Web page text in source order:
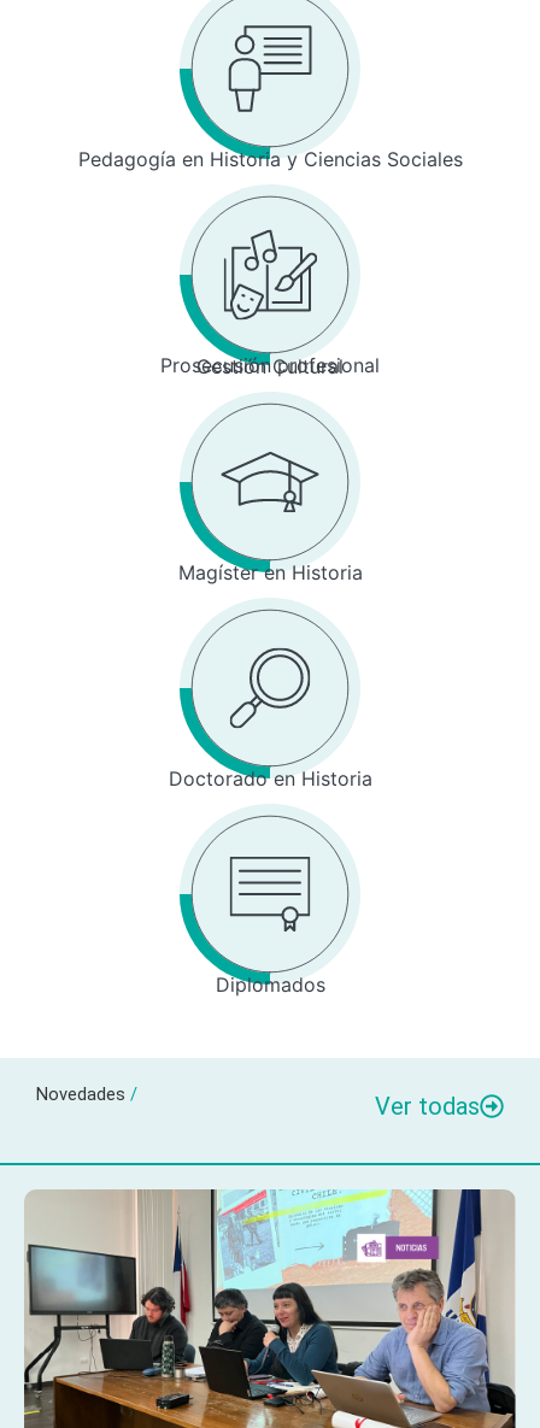
Pedagogía en Historia y Ciencias Sociales
Prosecusión profesional
Gestión Cultural
Magíster en Historia
Doctorado en Historia
Diplomados
Novedades / Ver todas